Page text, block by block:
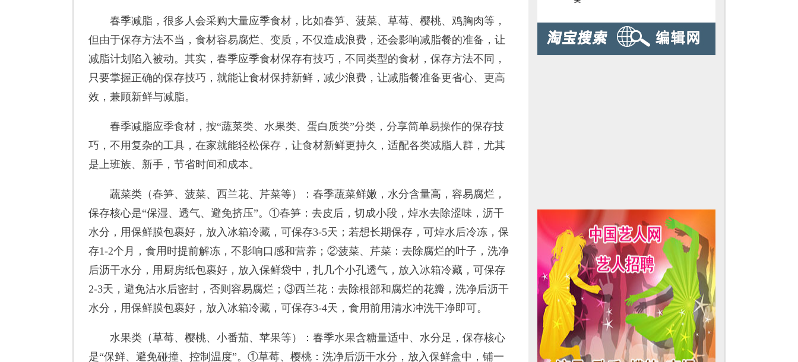
春季减脂，很多人会采购大量应季食材，比如春笋、菠菜、草莓、樱桃、鸡胸肉等，
但由于保存方法不当，食材容易腐烂、变质，不仅造成浪费，还会影响减脂餐的准备，让
减脂计划陷入被动。其实，春季应季食材保存有技巧，不同类型的食材，保存方法不同，
只要掌握正确的保存技巧，就能让食材保持新鲜，减少浪费，让减脂餐准备更省心、更高
效，兼顾新鲜与减脂。
春季减脂应季食材，按“蔬菜类、水果类、蛋白质类”分类，分享简单易操作的保存技
巧，不用复杂的工具，在家就能轻松保存，让食材新鲜更持久，适配各类减脂人群，尤其
是上班族、新手，节省时间和成本。
蔬菜类（春笋、菠菜、西兰花、芹菜等）：春季蔬菜鲜嫩，水分含量高，容易腐烂，
保存核心是“保湿、透气、避免挤压”。①春笋：去皮后，切成小段，焯水去除涩味，沥干
水分，用保鲜膜包裹好，放入冰箱冷藏，可保存3-5天；若想长期保存，可焯水后冷冻，保
存1-2个月，食用时提前解冻，不影响口感和营养；②菠菜、芹菜：去除腐烂的叶子，洗净
后沥干水分，用厨房纸包裹好，放入保鲜袋中，扎几个小孔透气，放入冰箱冷藏，可保存
2-3天，避免沾水后密封，否则容易腐烂；③西兰花：去除根部和腐烂的花瓣，洗净后沥干
水分，用保鲜膜包裹好，放入冰箱冷藏，可保存3-4天，食用前用清水冲洗干净即可。
水果类（草莓、樱桃、小番茄、苹果等）：春季水果含糖量适中、水分足，保存核心
是“保鲜、避免碰撞、控制温度”。①草莓、樱桃：洗净后沥干水分，放入保鲜盒中，铺一